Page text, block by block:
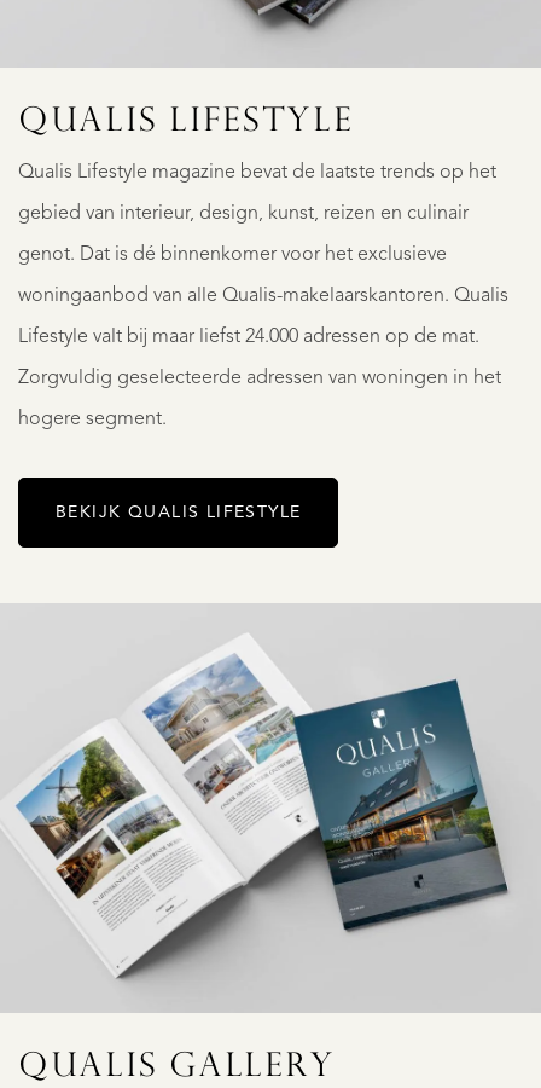
QUALIS LIFESTYLE
Qualis Lifestyle magazine bevat de laatste trends op het
gebied van interieur, design, kunst, reizen en culinair
genot. Dat is dé binnenkomer voor het exclusieve
woningaanbod van alle Qualis-makelaarskantoren. Qualis
Lifestyle valt bij maar liefst 24.000 adressen op de mat.
Zorgvuldig geselecteerde adressen van woningen in het
hogere segment.
BEKIJK QUALIS LIFESTYLE
QUALIS GALLERY